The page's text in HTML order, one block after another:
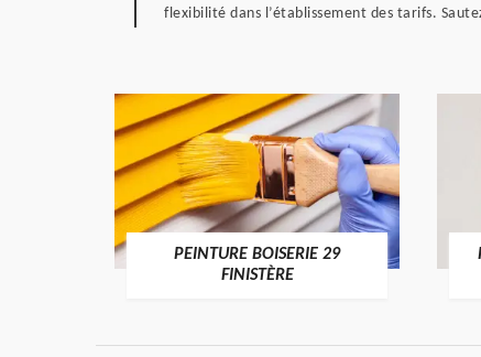
flexibilité dans l’établissement des tarifs.
PEINTURE BOISERIE 29
FINISTÈRE